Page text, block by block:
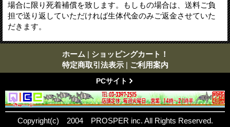
場合に限り死着補償を致します。もしもの場合は、送料ご負
担で送り返していただければ生体代金のみご返金させていた
だきます。
ホーム | ショッピングカート！
特定商取引法表示 | ご利用案内
PCサイト
Copyright(c) 2004 PROSPER inc. All Rights Reserved.